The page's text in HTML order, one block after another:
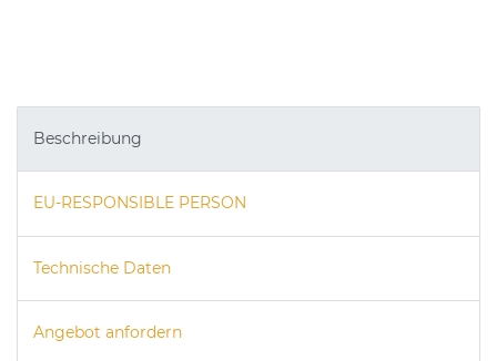
Beschreibung
EU-RESPONSIBLE PERSON
Technische Daten
Angebot anfordern